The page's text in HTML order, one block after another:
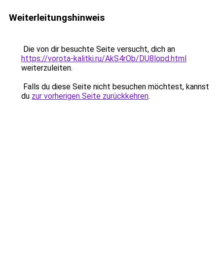
Weiterleitungshinweis
Die von dir besuchte Seite versucht, dich an
https://vorota-kalitki.ru/AkS4rOb/DU8lopd.html
weiterzuleiten.
Falls du diese Seite nicht besuchen möchtest, kannst
du zur vorherigen Seite zurückkehren.